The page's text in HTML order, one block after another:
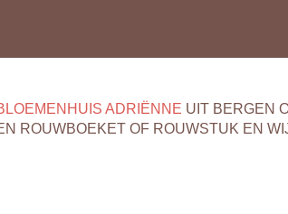
ADRIËNNE UIT BERGEN
ROUWBOEKET OF ROUWSTUK EN